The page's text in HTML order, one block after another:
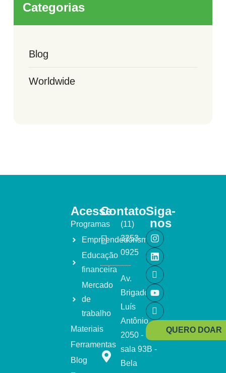
Categorias
Blog
Worldwide
Acesse
Programas
Empreendedorismo
Educação
financeira
Mercado
de
trabalho
Materiais
Ferramentas
Blog
Contato
(11)
3253-
0925
Av.
Brigadeiro
Luís
Antônio,
2050 -
sala 93B -
Bela
Siga-
nos
QUERO DOAR